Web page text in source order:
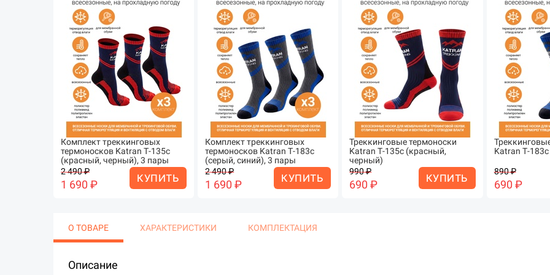
Комплект треккинговых
термоносков Katran Т-135с
(красный, черный), 3 пары
2 490 ₽
1 690 ₽ КУПИТЬ
Комплект треккинговых
термоносков Katran Т-183c
(серый, синий), 3 пары
2 490 ₽
1 690 ₽ КУПИТЬ
Треккинговые термоноски
Katran Т-135с (красный,
черный)
990 ₽
690 ₽ КУПИТЬ
Katran Т-
890 ₽
690 ₽
О ТОВАРЕ ХАРАКТЕРИСТИКИ КОМПЛЕКТАЦИЯ
Описание